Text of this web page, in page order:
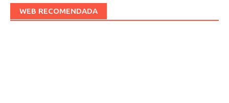
WEB RECOMENDADA